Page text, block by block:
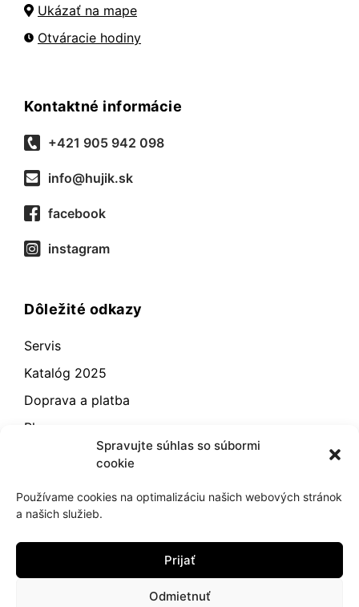
Spravujte súhlas so súbormi
cookie
Používame cookies na optimalizáciu našich webových stránok
a našich služieb.
Prijať
Odmietnuť
Ukázať na mape
Otváracie hodiny
Kontaktné informácie
+421 905 942 098
info@hujik.sk
facebook
instagram
Dôležité odkazy
Servis
Katalóg 2025
Doprava a platba
Blog
Odstúpenie od zmluvy
Zásady používania súborov cookie (EÚ)